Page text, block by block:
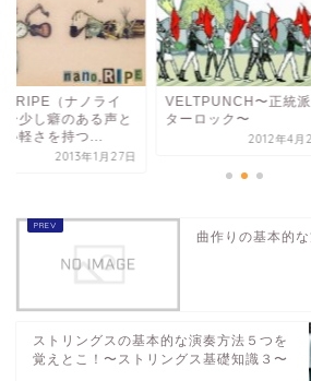
（ナノライ
〜少し癖のある声と
い軽さを持つ...
2013年1月27日
VELTPUNCH〜正統
ターロック〜
2012年4月
曲作りの基本的
ストリングスの基本的な演奏方法５つを
覚えとこ！〜ストリングス基礎知識３〜